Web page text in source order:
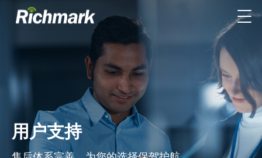
用户支持